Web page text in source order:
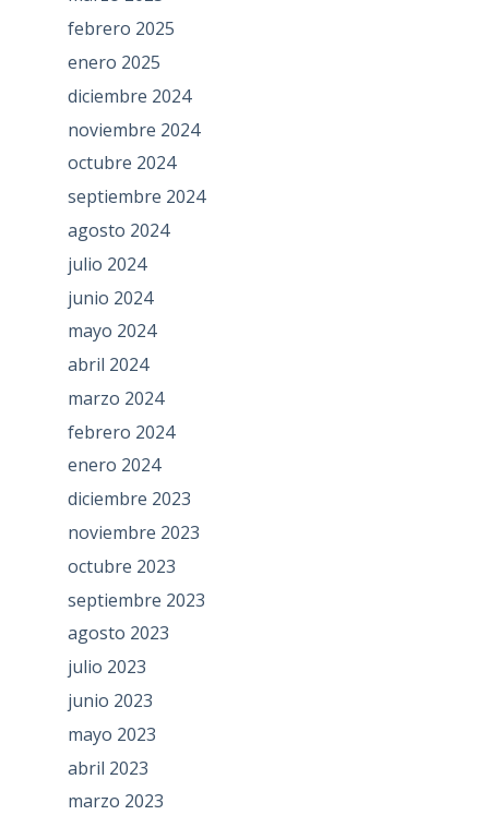
febrero 2025
enero 2025
diciembre 2024
noviembre 2024
octubre 2024
septiembre 2024
agosto 2024
julio 2024
junio 2024
mayo 2024
abril 2024
marzo 2024
febrero 2024
enero 2024
diciembre 2023
noviembre 2023
octubre 2023
septiembre 2023
agosto 2023
julio 2023
junio 2023
mayo 2023
abril 2023
marzo 2023